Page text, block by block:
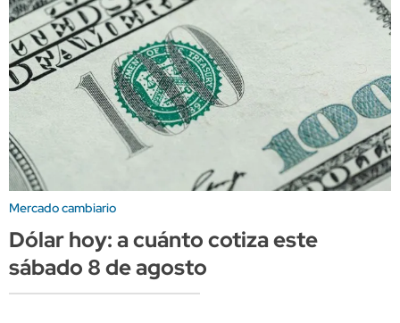
Mercado cambiario
Dólar hoy: a cuánto cotiza este
sábado 8 de agosto